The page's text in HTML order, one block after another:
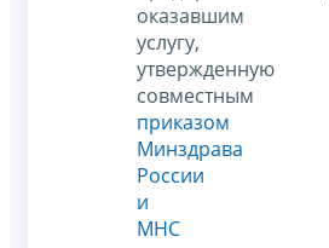
оказавшим
услугу,
утвержденную
совместным
приказом
Минздрава
России
и
МНС